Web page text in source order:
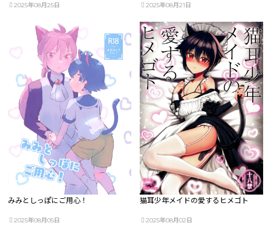
2025年08月25日 2025年08月21日
みみとしっぽにご用心！
2025年08月05日
猫耳少年メイドの愛するヒメゴト
2025年08月02日